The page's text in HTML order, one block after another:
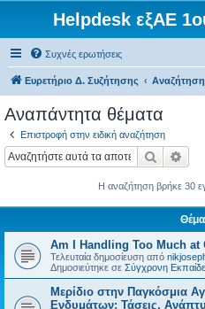
Helpdesk εξΑΕ
Συχνές ερωτήσεις
Ευρετήριο Δ. Συζήτησης Αναζήτηση
Αναπάντητα θέματα
Επιστροφή στην ειδική αναζήτηση
Η αναζήτηση βρήκε 30
Am I Handling Too Much at
Τελευταία δημοσίευση από
Δημοσιεύτηκε σε Σύγχρονη
Μερίδιο στην Παγκόσμια
Ενδυμάτων: Τάσεις,